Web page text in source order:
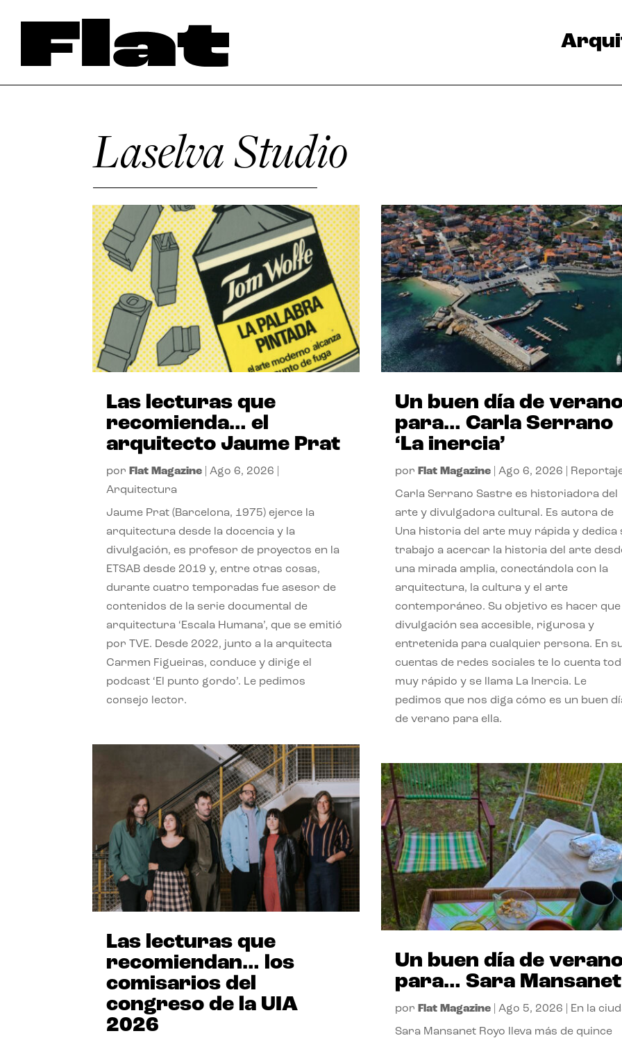
Laselva Studio
Las lecturas que
recomienda… el
arquitecto Jaume Prat
por Flat Magazine |Ago 6, 2026
Arquitectura
Jaume Prat (Barcelona, 1975) ejerce la
arquitectura desde la docencia y la
divulgación, es profesor de proyectos en la
ETSAB desde 2019 y, entre otras cosas,
durante cuatro temporadas fue asesor de
contenidos de la serie documental de
arquitectura ‘Escala Humana’, que se emitió
por TVE. Desde 2022, junto a la arquitecta
Carmen Figueiras, conduce y dirige el
podcast ‘El punto gordo’. Le pedimos
consejo lector.
Las lecturas que
recomiendan… los
comisarios del
congreso de la UIA
2026
Un buen día de
para… Carla Serrano
‘La inercia’
por Flat Magazine| Ago 6, 2026
Carla Serrano Sastre es historiadora del
arte y divulgadora cultural. Es autora de
Una historia del arte muy rápida y dedica
trabajo a acercar la historia del arte
una mirada amplia, conectándola con la
arquitectura, la cultura y el arte
contemporáneo. Su objetivo es hacer que
divulgación sea accesible, rigurosa y
entretenida para cualquier persona. En
cuentas de redes sociales te lo cuenta
muy rápido y se llama La Inercia. Le
pedimos que nos diga cómo es un buen
de verano para ella.
Un buen día de
para… Sara Mansanet
por Flat Magazine| Ago 5, 2026 En la
Sara Mansanet Royo lleva más de quince